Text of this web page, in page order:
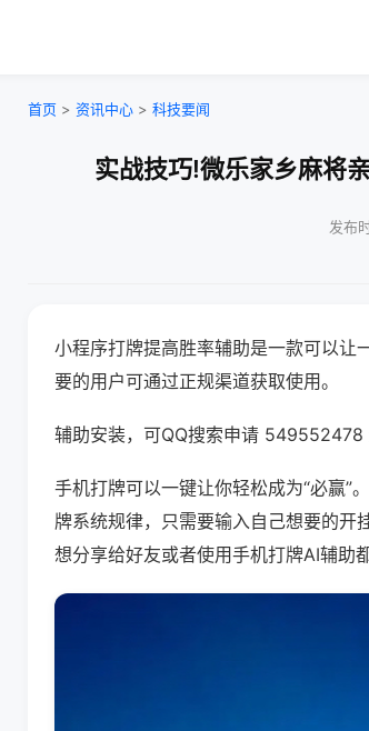
首页 > 资讯中心 > 科技要闻
实战技巧!微乐家乡麻将
发布
小程序打牌提高胜率辅助是一款可以让
要的用户可通过正规渠道获取使用。
辅助安装，可QQ搜索申请 549552478
手机打牌可以一键让你轻松成为“必赢”
牌系统规律，只需要输入自己想要的开
想分享给好友或者使用手机打牌AI辅助